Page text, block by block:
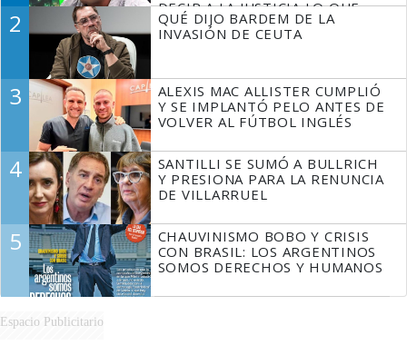
DECIR A LA JUSTICIA LO QUE
TIENE QUE HACER"
2
QUÉ DIJO BARDEM DE LA
INVASIÓN DE CEUTA
3
ALEXIS MAC ALLISTER CUMPLIÓ
Y SE IMPLANTÓ PELO ANTES DE
VOLVER AL FÚTBOL INGLÉS
4
SANTILLI SE SUMÓ A BULLRICH
Y PRESIONA PARA LA RENUNCIA
DE VILLARRUEL
5
CHAUVINISMO BOBO Y CRISIS
CON BRASIL: LOS ARGENTINOS
SOMOS DERECHOS Y HUMANOS
Espacio Publicitario